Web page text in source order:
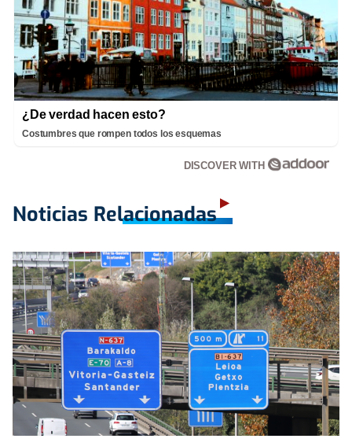
¿De verdad hacen esto?
Costumbres que rompen todos los esquemas
DISCOVER WITH
Noticias Relacionadas